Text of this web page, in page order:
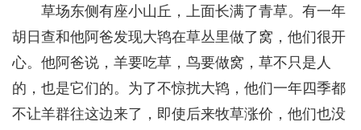
草场东侧有座小山丘，上面长满了青草。有一年
胡日查和他阿爸发现大鸨在草丛里做了窝，他们很开
心。他阿爸说，羊要吃草，鸟要做窝，草不只是人
的，也是它们的。为了不惊扰大鸨，他们一年四季都
不让羊群往这边来了，即使后来牧草涨价，他们也没